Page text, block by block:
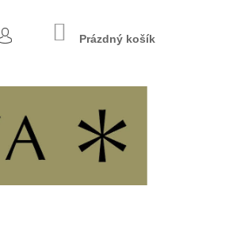
PŘIHLÁŠENÍ
NÁKUPNÍ
KOŠÍK
Prázdný košík